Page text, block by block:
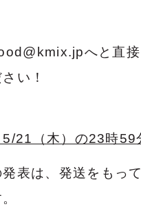
へと直
い！
21（木）の23時59
表は、発送をもっ